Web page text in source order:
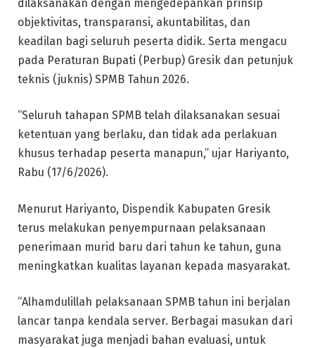
dilaksanakan dengan mengedepankan prinsip
objektivitas, transparansi, akuntabilitas, dan
keadilan bagi seluruh peserta didik. Serta mengacu
pada Peraturan Bupati (Perbup) Gresik dan petunjuk
teknis (juknis) SPMB Tahun 2026.
“Seluruh tahapan SPMB telah dilaksanakan sesuai
ketentuan yang berlaku, dan tidak ada perlakuan
khusus terhadap peserta manapun,” ujar Hariyanto,
Rabu (17/6/2026).
Menurut Hariyanto, Dispendik Kabupaten Gresik
terus melakukan penyempurnaan pelaksanaan
penerimaan murid baru dari tahun ke tahun, guna
meningkatkan kualitas layanan kepada masyarakat.
“Alhamdulillah pelaksanaan SPMB tahun ini berjalan
lancar tanpa kendala server. Berbagai masukan dari
masyarakat juga menjadi bahan evaluasi, untuk